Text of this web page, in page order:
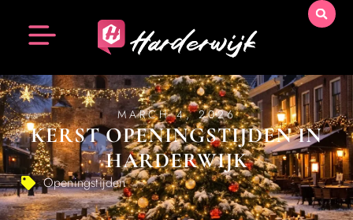
MARCH 4, 2026
KERST OPENINGSTIJDEN IN
HARDERWIJK
Openingstijden